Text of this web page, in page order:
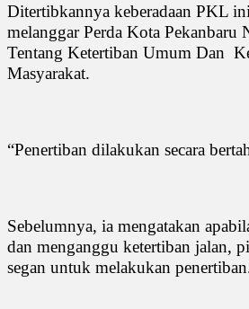
Ditertibkannya keberadaan PKL
melanggar Perda Kota Pekanbaru
Tentang Ketertiban Umum Dan
Masyarakat.
“Penertiban dilakukan secara
Sebelumnya, ia mengatakan
dan menganggu ketertiban jalan,
segan untuk melakukan